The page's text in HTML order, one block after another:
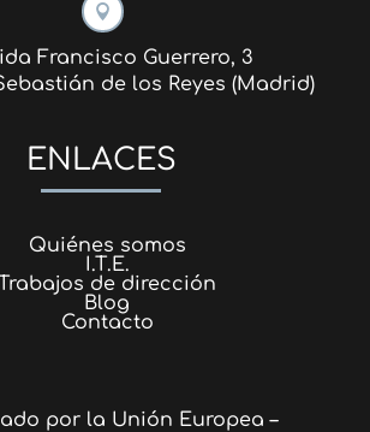

Francisco Guerrero, 3
de los Reyes (Madrid)
ENLACES
Quiénes somos
I.T.E.
de dirección
Blog
Contacto
por la Unión Europea –